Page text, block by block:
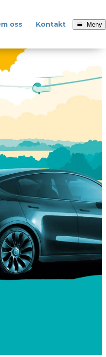
oss Kontakt Meny